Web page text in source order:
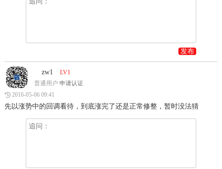
发布
zw1
LV1
普通用户 申请认证
2016-05-06 09:41
先以涨势中的回调看待，到底涨完了还是正常修整，暂时没法猜